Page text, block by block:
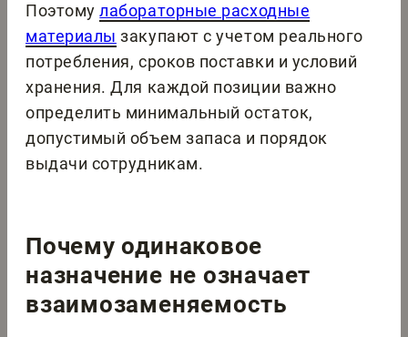
Поэтомулабораторные расходные
материалы закупают с учетом реального
потребления, сроков поставки и условий
хранения. Для каждой позиции важно
определить минимальный остаток,
допустимый объем запаса и порядок
выдачи сотрудникам.
Почему одинаковое
назначение не означает
взаимозаменяемость